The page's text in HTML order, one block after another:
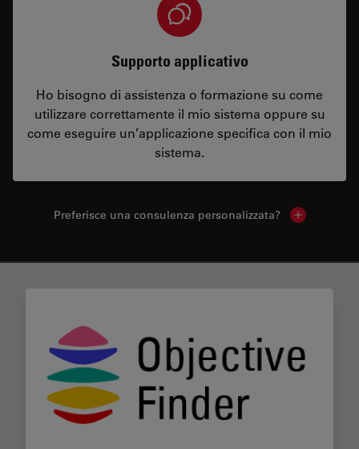
Supporto applicativo
Ho bisogno di assistenza o formazione su come
utilizzare correttamente il mio sistema oppure su
come eseguire un’applicazione specifica con il mio
sistema.
Preferisce una consulenza personalizzata? Show local